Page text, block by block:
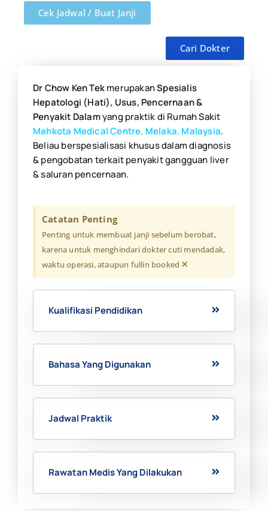
Cek Jadwal / Buat Janji
Cari Dokter
Dr Chow Ken TekmerupakanSpesialis
Hepatologi (Hati), Usus, Pencernaan &
Penyakit Dalamyang praktik di Rumah Sakit
Mahkota Medical Centre, Melaka, Malaysia.
Beliau berspesialisasi khusus dalam diagnosis
& pengobatan terkait penyakit gangguan liver
& saluran pencernaan.
Catatan Penting
Penting untuk membuat janji sebelum berobat,
karena untuk menghindari dokter cuti mendadak,
waktu operasi, ataupun fullin booked ×
Kualifikasi Pendidikan
Bahasa Yang Digunakan
Jadwal Praktik
Rawatan Medis Yang Dilakukan